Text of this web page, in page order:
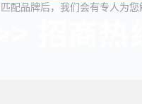
匹配品牌后，我们会有专人为